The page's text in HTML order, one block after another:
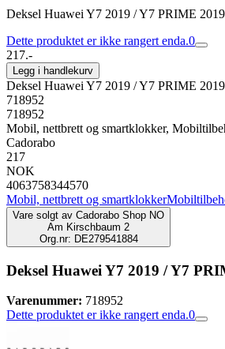
Deksel Huawei Y7 2019 / Y7 PRIME
Dette produktet er ikke rangert enda.0
217.-
Legg i handlekurv
Deksel Huawei Y7 2019 / Y7 PRIME
718952
718952
Mobil, nettbrett og smartklokker,
Cadorabo
217
NOK
4063758344570
Mobil, nettbrett og smartklokker
Vare solgt av Cadorabo Shop NO
Am Kirschbaum 2
Org.nr: DE279541884
Deksel Huawei Y7 2019 / Y7
Varenummer: 718952
Dette produktet er ikke rangert enda.0